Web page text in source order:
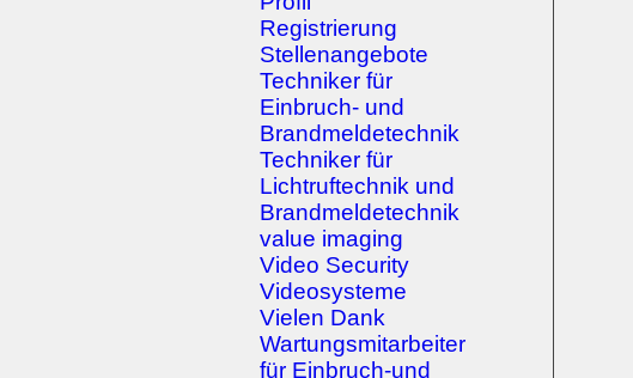
Registrierung
Stellenangebote
Techniker für
Einbruch- und
Brandmeldetechnik
Techniker für
Lichtruftechnik und
Brandmeldetechnik
value imaging
Video Security
Videosysteme
Vielen Dank
Wartungsmitarbeiter
für Einbruch-und